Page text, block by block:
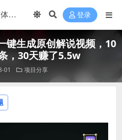
登录
键生成原创解说视频，10
，30天赚了5.5w
01 项目分享